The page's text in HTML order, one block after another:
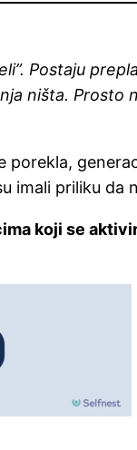
Postaju
ništa. Prosto
porekla,
imali priliku da
koji se